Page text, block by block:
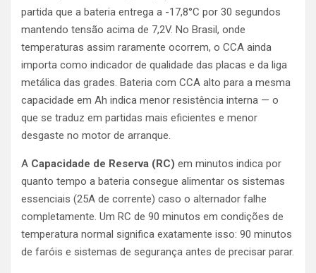
partida que a bateria entrega a -17,8°C por 30 segundos
mantendo tensão acima de 7,2V. No Brasil, onde
temperaturas assim raramente ocorrem, o CCA ainda
importa como indicador de qualidade das placas e da liga
metálica das grades. Bateria com CCA alto para a mesma
capacidade em Ah indica menor resistência interna — o
que se traduz em partidas mais eficientes e menor
desgaste no motor de arranque.
A Capacidade de Reserva (RC) em minutos indica por
quanto tempo a bateria consegue alimentar os sistemas
essenciais (25A de corrente) caso o alternador falhe
completamente. Um RC de 90 minutos em condições de
temperatura normal significa exatamente isso: 90 minutos
de faróis e sistemas de segurança antes de precisar parar.